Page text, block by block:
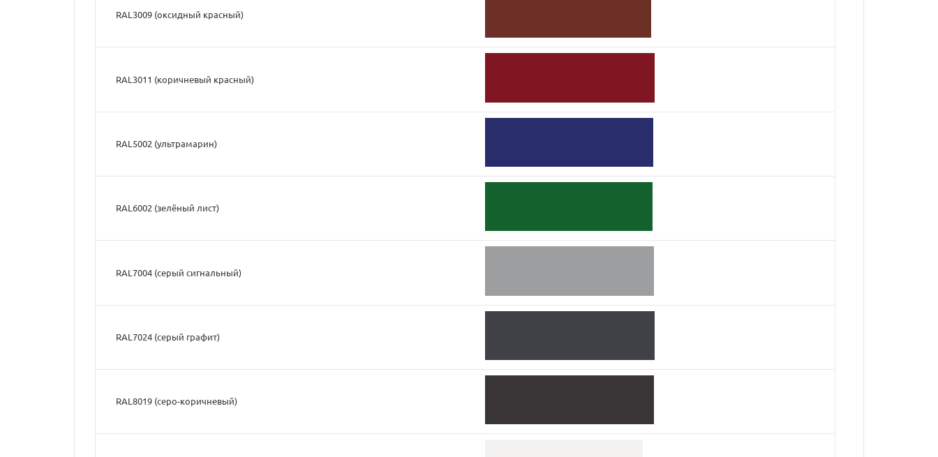
RAL3009 (оксидный красный)
RAL3011 (коричневый красный)
RAL5002 (ультрамарин)
RAL6002 (зелёный лист)
RAL7004 (серый сигнальный)
RAL7024 (серый графит)
RAL8019 (серо-коричневый)